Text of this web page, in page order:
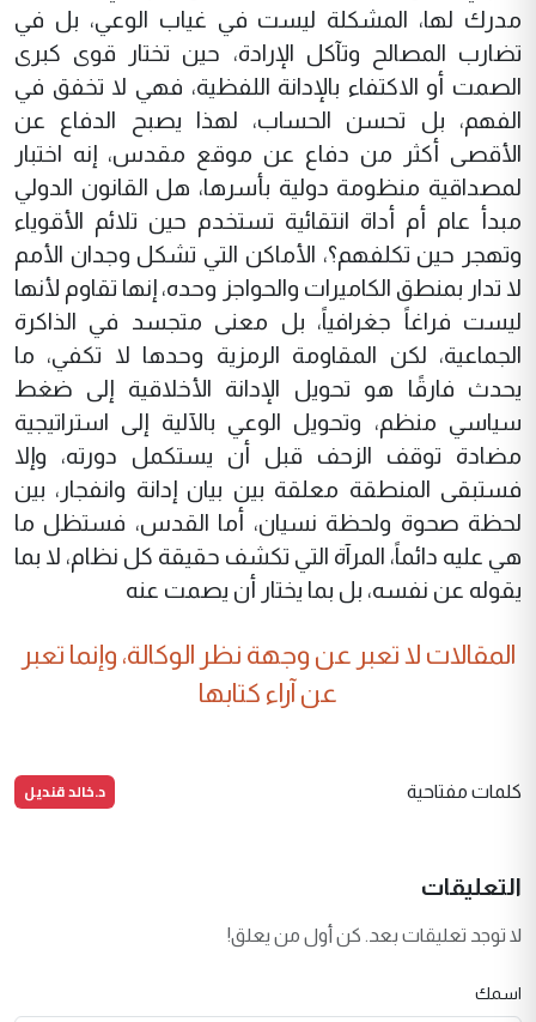
مدرك لها، المشكلة ليست في غياب الوعي، بل في
تضارب المصالح وتآكل الإرادة، حين تختار قوى كبرى
الصمت أو الاكتفاء بالإدانة اللفظية، فهي لا تخفق في
الفهم، بل تحسن الحساب، لهذا يصبح الدفاع عن
الأقصى أكثر من دفاع عن موقع مقدس، إنه اختبار
لمصداقية منظومة دولية بأسرها، هل القانون الدولي
مبدأ عام أم أداة انتقائية تستخدم حين تلائم الأقوياء
وتهجر حين تكلفهم؟، الأماكن التي تشكل وجدان الأمم
لا تدار بمنطق الكاميرات والحواجز وحده، إنها تقاوم لأنها
ليست فراغاً جغرافياً، بل معنى متجسد في الذاكرة
الجماعية، لكن المقاومة الرمزية وحدها لا تكفي، ما
يحدث فارقًا هو تحويل الإدانة الأخلاقية إلى ضغط
سياسي منظم، وتحويل الوعي بالآلية إلى استراتيجية
مضادة توقف الزحف قبل أن يستكمل دورته، وإلا
فستبقى المنطقة معلقة بين بيان إدانة وانفجار، بين
لحظة صحوة ولحظة نسيان، أما القدس، فستظل ما
هي عليه دائماً، المرآة التي تكشف حقيقة كل نظام، لا بما
يقوله عن نفسه، بل بما يختار أن يصمت عنه
المقالات لا تعبر عن وجهة نظر الوكالة، وإنما تعبر
عن آراء كتابها
كلمات مفتاحية د.خالد قنديل
التعليقات
لا توجد تعليقات بعد. كن أول من يعلق!
اسمك